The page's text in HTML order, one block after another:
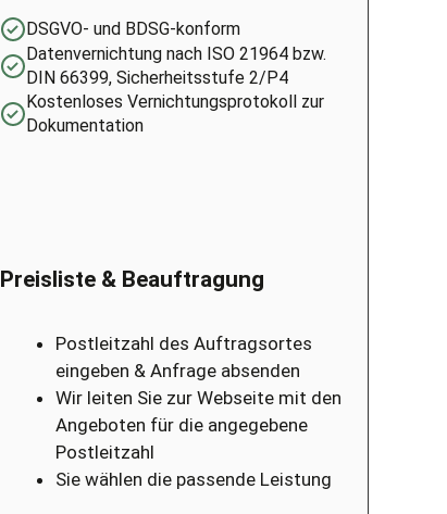
DSGVO- und BDSG-konform
Datenvernichtung nach ISO 21964 bzw.
DIN 66399, Sicherheitsstufe 2/P4
Kostenloses Vernichtungsprotokoll zur
Dokumentation
Preisliste & Beauftragung
Postleitzahl des Auftragsortes
eingeben & Anfrage absenden
Wir leiten Sie zur Webseite mit den
Angeboten für die angegebene
Postleitzahl
Sie wählen die passende Leistung